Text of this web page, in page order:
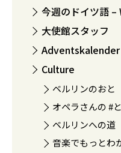
今週のドイツ語
大使館スタッフ
Adventskalender
Culture
ベルリンのおと
オペラさんの #
ベルリンへの道
音楽でもっとわ